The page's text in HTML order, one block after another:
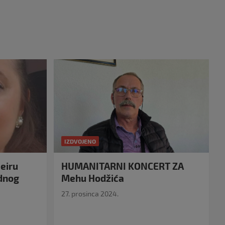
IZDVOJENO
HUMANITARNI KONCERT ZA
Mehu Hodžića
27. prosinca 2024.